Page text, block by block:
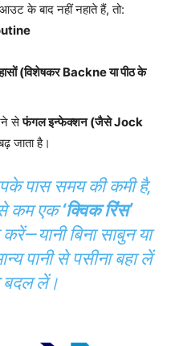
के बाद नहीं नहाते हैं, तो:
(विशेषकर Backne या पीठ के
सेफंगल इन्फेक्शन (जैसे Jock
जाता है।
पास समय की कमी है,
से कम एक‘क्विक रिंस’
बिना साबुन या
पानी से पसीना बहा लें
लें।